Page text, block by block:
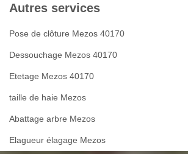
Autres services
Pose de clôture Mezos 40170
Dessouchage Mezos 40170
Etetage Mezos 40170
taille de haie Mezos
Abattage arbre Mezos
Elagueur élagage Mezos